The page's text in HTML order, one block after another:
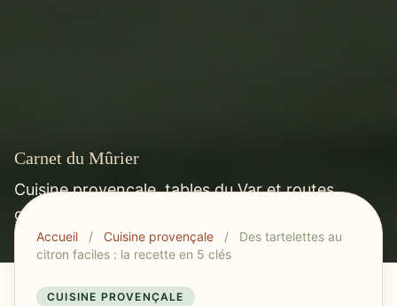
Carnet du Mûrier
Cuisine provençale, tables du Var et routes
gourmandes méditerranéennes.
Accueil / Cuisine provençale /
Des tartelettes au
citron faciles : la recette en 5 clés
CUISINE PROVENÇALE